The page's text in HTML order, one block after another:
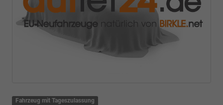
Fahrzeug mit Tageszulassung